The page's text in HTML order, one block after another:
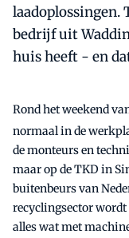
laadoplossingen.
bedrijf uit
huis heeft - en
Rond het weekend
normaal in de
de monteurs en
maar op de TKD in
buitenbeurs van
recyclingsector wordt
alles wat met